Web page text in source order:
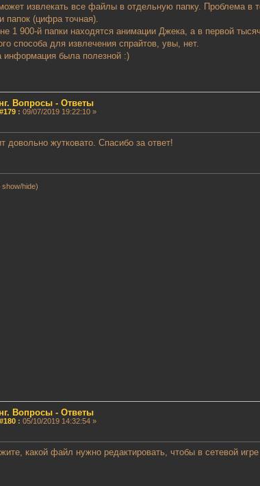
извлекать все файлы в отдельную папку. Проблема в
папок (цифра точная).
1 900-й папки находятся анимации Джека, а в первой
способа для извлечения спрайтов, увы, нет.
информация была полезной :)
Вопросы - Ответы
: 09/07/2019 19:22:10 »
жутковато. Спасибо за ответ!
hide)
Вопросы - Ответы
: 05/10/2019 14:32:54 »
какой файл нужно редактировать, чтобы в сетевой